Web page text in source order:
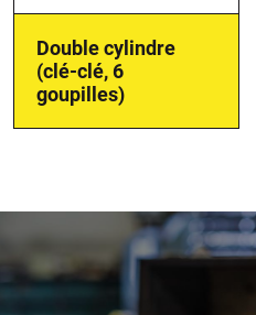
Double cylindre
(clé-clé, 6
goupilles)